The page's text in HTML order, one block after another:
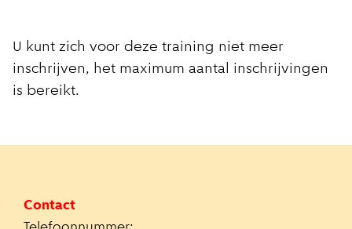
U kunt zich voor deze training niet meer
inschrijven, het maximum aantal inschrijvingen
is bereikt.
Contact